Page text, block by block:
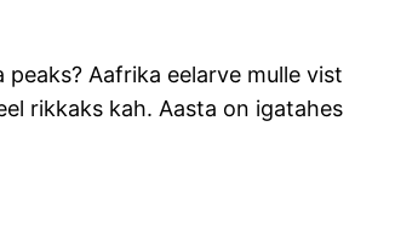
Aafrika eelarve mulle vist
rikkaks kah. Aasta on igatahes